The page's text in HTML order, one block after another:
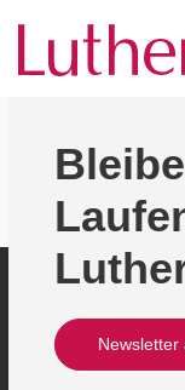
Newsletter